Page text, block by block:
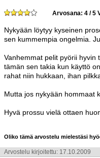
Arvosana: 4 / 5
Nykyään löytyy kyseinen
sen kummempia ongelmia.
Vanhemmat pelit pyörii hyvin
tämän sen takia kun käyttö
rahat niin hukkaan, ihan
Mutta jos nykyään hommaat
Hyvä prossu vielä ottaen
Oliko tämä arvostelu mielestäsi
Arvostelu kirjoitettu: 17.10.2009